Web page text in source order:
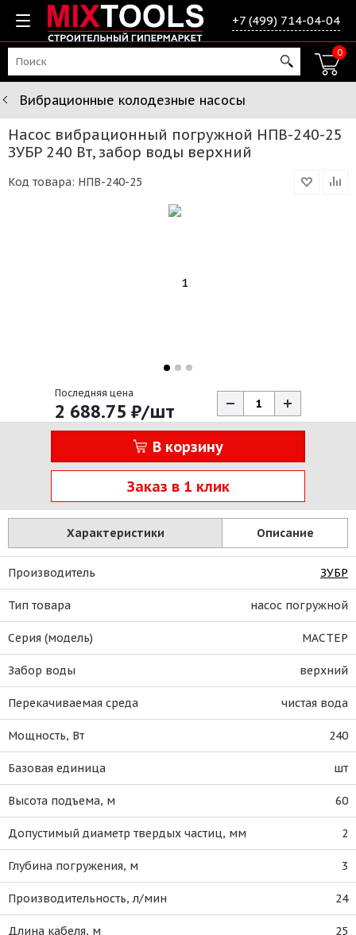
+7 (499) 714-04-04
0
Вибрационные колодезные насосы
Насос вибрационный погружной НПВ-240-25
ЗУБР 240 Вт, забор воды верхний
Код товара: НПВ-240-25
Последняя цена
2 688.75 ₽/шт
В корзину
Заказ в 1 клик
Характеристики Описание
Производитель ЗУБР
Тип товара насос погружной
Серия (модель) МАСТЕР
Забор воды верхний
Перекачиваемая среда чистая вода
Мощность, Вт 240
Базовая единица шт
Высота подъема, м 60
Допустимый диаметр твердых частиц, мм 2
Глубина погружения, м 3
Производительность, л/мин 24
Длина кабеля, м 25